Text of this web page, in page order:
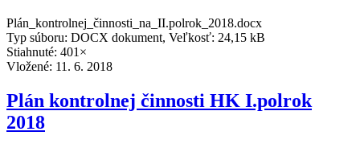
Plán_kontrolnej_činnosti_na_II.polrok_2018.docx
Typ súboru: DOCX dokument, Veľkosť: 24,15 kB
Stiahnuté: 401×
Vložené: 11. 6. 2018
Plán kontrolnej činnosti HK I.polrok
2018